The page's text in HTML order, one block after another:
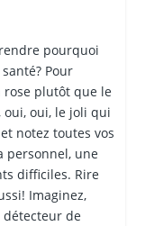
pourquoi
Pour
rose plutôt que le
oui, oui, le joli qui
notez toutes vos
personnel, une
difficiles. Rire
Imaginez,
détecteur de